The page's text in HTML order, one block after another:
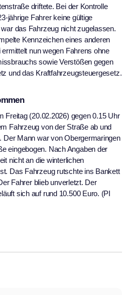
driftete. Bei der Kontrolle
jährige Fahrer keine gültige
das Fahrzeug nicht zugelassen.
Kennzeichen eines anderen
nun wegen Fahrens ohne
sowie Verstößen gegen
und das Kraftfahrzeugsteuergesetz.
(20.02.2026) gegen 0.15 Uhr
Fahrzeug von der Straße ab und
Der Mann war von Obergermaringen
eingebogen. Nach Angaben der
nicht an die winterlichen
Das Fahrzeug rutschte ins Bankett
Fahrer blieb unverletzt. Der
sich auf rund 10.500 Euro. (PI